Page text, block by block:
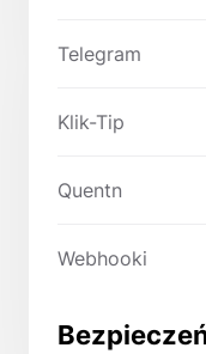
Telegram
Klik-Tip
Quentn
Webhooki